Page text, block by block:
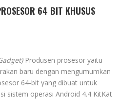
64 BIT KHUSUS
Produsen prosesor yaitu
baru dengan mengumumkan
64-bit yang dibuat untuk
sistem operasi Android 4.4 KitKat